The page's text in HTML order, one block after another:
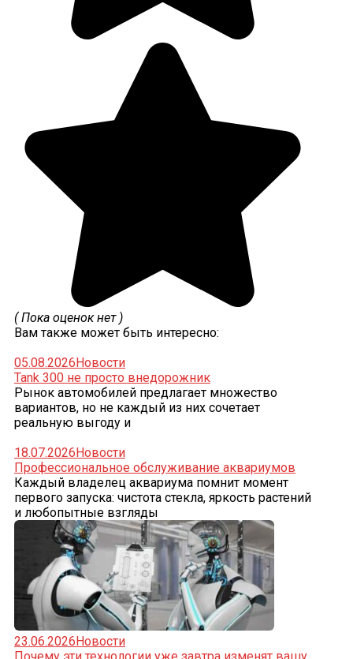
( Пока оценок нет )
Вам также может быть интересно:
05.08.2026Новости
Tank 300 не просто внедорожник
Рынок автомобилей предлагает множество
вариантов, но не каждый из них сочетает
реальную выгоду и
18.07.2026Новости
Профессиональное обслуживание аквариумов
Каждый владелец аквариума помнит момент
первого запуска: чистота стекла, яркость растений
и любопытные взгляды
23.06.2026Новости